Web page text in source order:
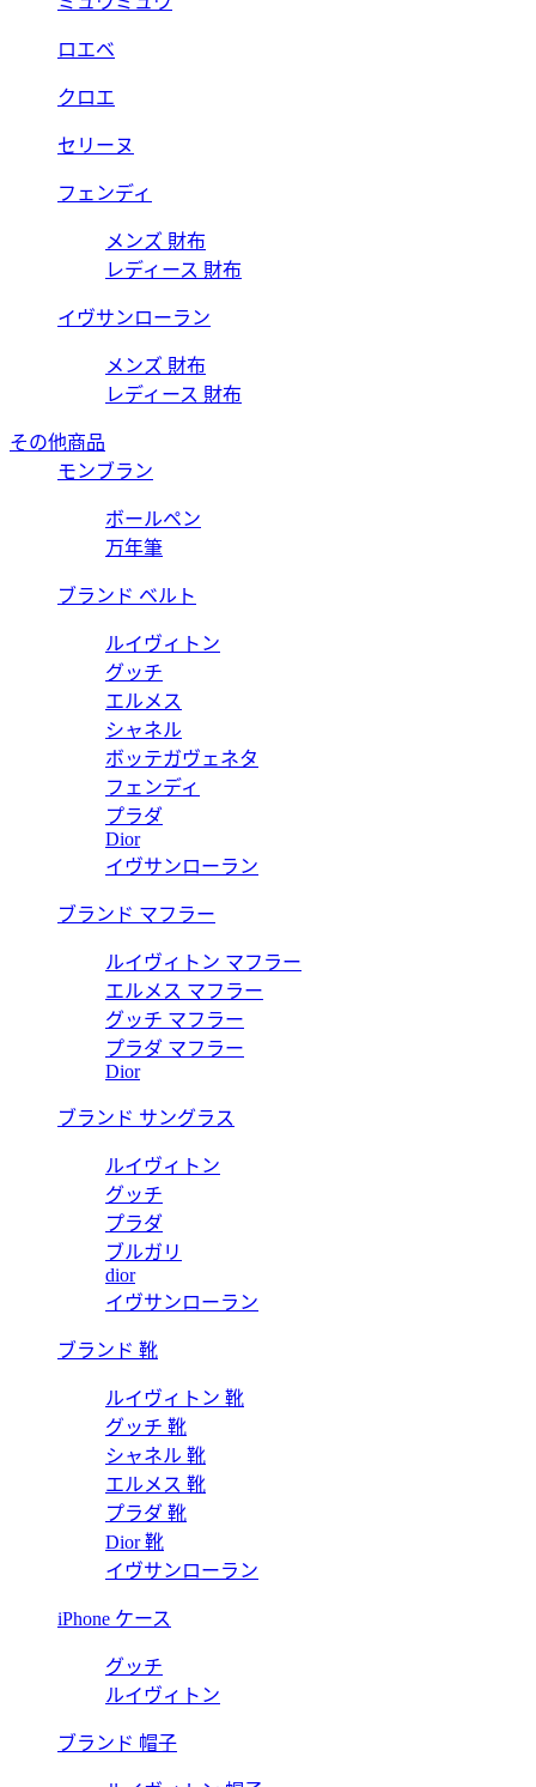
ロエベ
クロエ
セリーヌ
フェンディ
メンズ 財布
レディース 財布
イヴサンローラン
メンズ 財布
レディース 財布
その他商品
モンブラン
ボールペン
万年筆
ブランド ベルト
ルイヴィトン
グッチ
エルメス
シャネル
ボッテガヴェネタ
フェンディ
プラダ
Dior
イヴサンローラン
ブランド マフラー
ルイヴィトン マフラー
エルメス マフラー
グッチ マフラー
プラダ マフラー
Dior
ブランド サングラス
ルイヴィトン
グッチ
プラダ
ブルガリ
dior
イヴサンローラン
ブランド 靴
ルイヴィトン 靴
グッチ 靴
シャネル 靴
エルメス 靴
プラダ 靴
Dior 靴
イヴサンローラン
iPhone ケース
グッチ
ルイヴィトン
ブランド 帽子